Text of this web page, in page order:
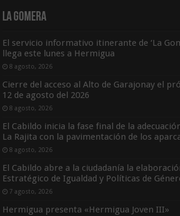
La Gomera
El servicio informativo itinerante de ‘La
llega este lunes a Hermigua
8 agosto, 2026
Cierre del acceso al Alto de Garajonay el
12 de agosto del 2026
8 agosto, 2026
El Cabildo inicia la fase final de la
La Rajita con la pavimentación de los
8 agosto, 2026
El Cabildo abre a la ciudadanía la
Estratégico de Igualdad y Políticas de
7 agosto, 2026
Hermigua presenta «Hermigua Joven III»